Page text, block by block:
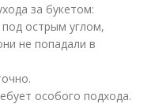
за букетом:
острым углом,
не попадали в
особого подхода.